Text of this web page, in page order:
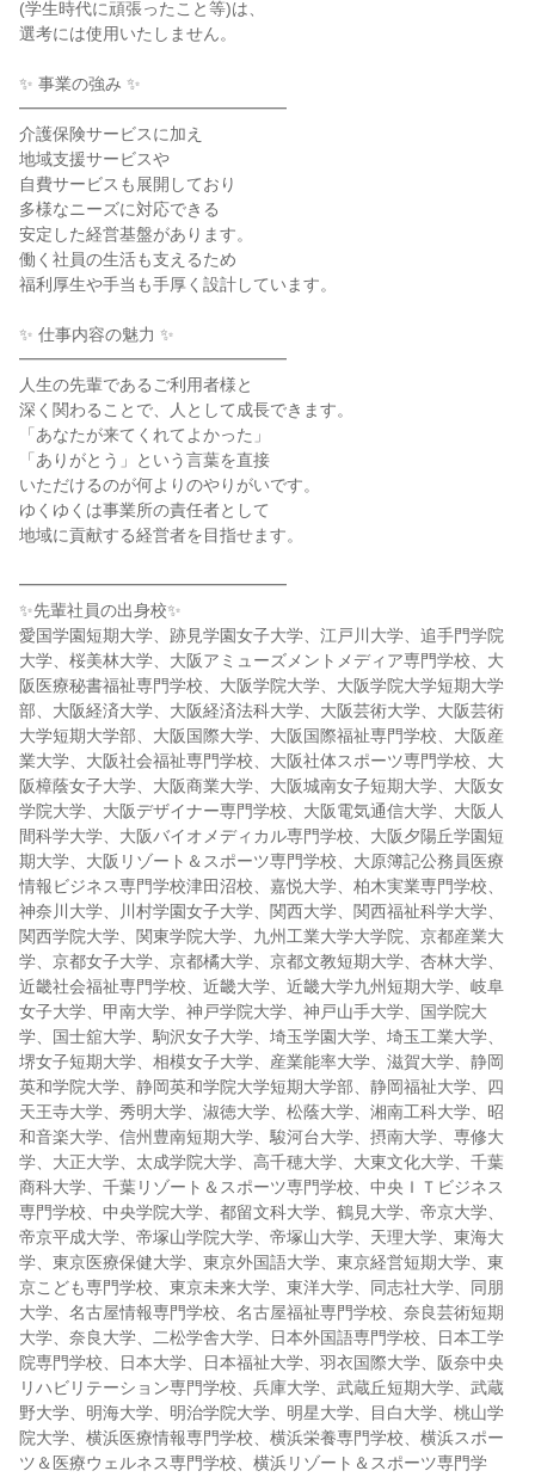
(学生時代に頑張ったこと等)は、
選考には使用いたしません。
✨ 事業の強み ✨
━━━━━━━━━━━━━━━━
介護保険サービスに加え
地域支援サービスや
自費サービスも展開しており
多様なニーズに対応できる
安定した経営基盤があります。
働く社員の生活も支えるため
福利厚生や手当も手厚く設計しています。
✨ 仕事内容の魅力 ✨
━━━━━━━━━━━━━━━━
人生の先輩であるご利用者様と
深く関わることで、人として成長できます。
「あなたが来てくれてよかった」
「ありがとう」という言葉を直接
いただけるのが何よりのやりがいです。
ゆくゆくは事業所の責任者として
地域に貢献する経営者を目指せます。
━━━━━━━━━━━━━━━━
✨先輩社員の出身校✨
愛国学園短期大学、跡見学園女子大学、江戸川大学、追手門学院
大学、桜美林大学、大阪アミューズメントメディア専門学校、大
阪医療秘書福祉専門学校、大阪学院大学、大阪学院大学短期大学
部、大阪経済大学、大阪経済法科大学、大阪芸術大学、大阪芸術
大学短期大学部、大阪国際大学、大阪国際福祉専門学校、大阪産
業大学、大阪社会福祉専門学校、大阪社体スポーツ専門学校、大
阪樟蔭女子大学、大阪商業大学、大阪城南女子短期大学、大阪女
学院大学、大阪デザイナー専門学校、大阪電気通信大学、大阪人
間科学大学、大阪バイオメディカル専門学校、大阪夕陽丘学園短
期大学、大阪リゾート＆スポーツ専門学校、大原簿記公務員医療
情報ビジネス専門学校津田沼校、嘉悦大学、柏木実業専門学校、
神奈川大学、川村学園女子大学、関西大学、関西福祉科学大学、
関西学院大学、関東学院大学、九州工業大学大学院、京都産業大
学、京都女子大学、京都橘大学、京都文教短期大学、杏林大学、
近畿社会福祉専門学校、近畿大学、近畿大学九州短期大学、岐阜
女子大学、甲南大学、神戸学院大学、神戸山手大学、国学院大
学、国士舘大学、駒沢女子大学、埼玉学園大学、埼玉工業大学、
堺女子短期大学、相模女子大学、産業能率大学、滋賀大学、静岡
英和学院大学、静岡英和学院大学短期大学部、静岡福祉大学、四
天王寺大学、秀明大学、淑徳大学、松蔭大学、湘南工科大学、昭
和音楽大学、信州豊南短期大学、駿河台大学、摂南大学、専修大
学、大正大学、太成学院大学、高千穂大学、大東文化大学、千葉
商科大学、千葉リゾート＆スポーツ専門学校、中央ＩＴビジネス
専門学校、中央学院大学、都留文科大学、鶴見大学、帝京大学、
帝京平成大学、帝塚山学院大学、帝塚山大学、天理大学、東海大
学、東京医療保健大学、東京外国語大学、東京経営短期大学、東
京こども専門学校、東京未来大学、東洋大学、同志社大学、同朋
大学、名古屋情報専門学校、名古屋福祉専門学校、奈良芸術短期
大学、奈良大学、二松学舎大学、日本外国語専門学校、日本工学
院専門学校、日本大学、日本福祉大学、羽衣国際大学、阪奈中央
リハビリテーション専門学校、兵庫大学、武蔵丘短期大学、武蔵
野大学、明海大学、明治学院大学、明星大学、目白大学、桃山学
院大学、横浜医療情報専門学校、横浜栄養専門学校、横浜スポー
ツ＆医療ウェルネス専門学校、横浜リゾート＆スポーツ専門学